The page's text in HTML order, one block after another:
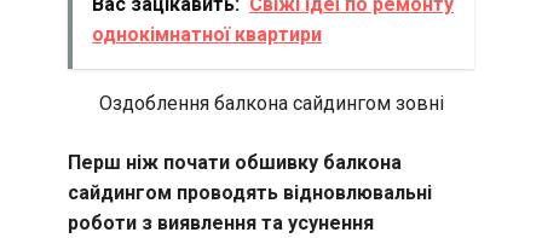
однокімнатної квартири
Оздоблення балкона сайдингом зовні
Перш ніж почати обшивку балкона
сайдингом проводять відновлювальні
роботи з виявлення та усунення